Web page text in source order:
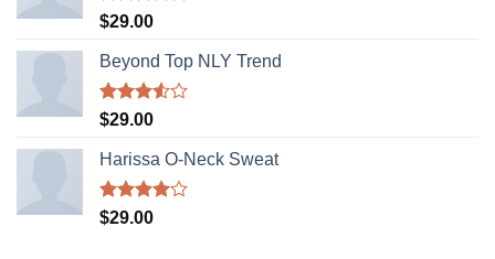
Rated5.00
$29.00
Beyond Top NLY Trend
Rated
of 5
$29.00
Harissa O-Neck Sweat
Rated
$29.00